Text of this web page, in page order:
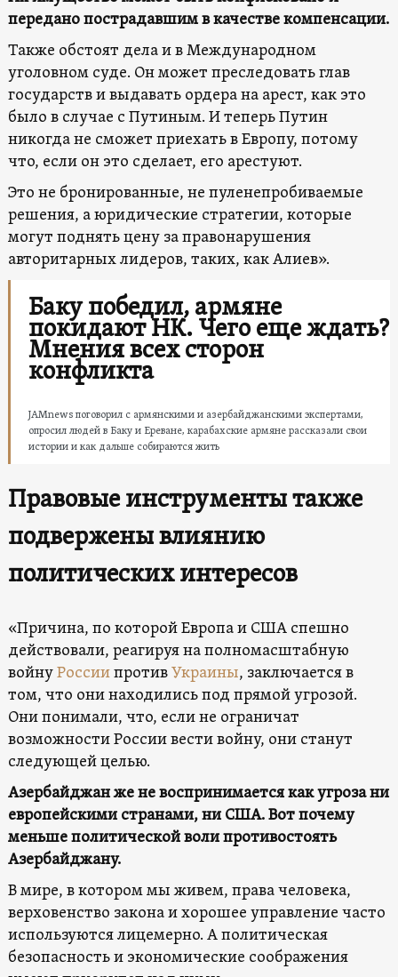
передано пострадавшим в качестве компенсации.
Также обстоят дела и в Международном
уголовном суде. Он может преследовать глав
государств и выдавать ордера на арест, как это
было в случае с Путиным. И теперь Путин
никогда не сможет приехать в Европу, потому
что, если он это сделает, его арестуют.
Это не бронированные, не пуленепробиваемые
решения, а юридические стратегии, которые
могут поднять цену за правонарушения
авторитарных лидеров, таких, как Алиев».
Баку победил, армяне
покидают НК. Чего еще ждать?
Мнения всех сторон
конфликта
JAMnews поговорил с армянскими и азербайджанскими экспертами,
опросил людей в Баку и Ереване, карабахские армяне рассказали свои
истории и как дальше собираются жить
Правовые инструменты также
подвержены влиянию
политических интересов
«Причина, по которой Европа и США спешно
действовали, реагируя на полномасштабную
войнуРоссиипротивУкраины, заключается в
том, что они находились под прямой угрозой.
Они понимали, что, если не ограничат
возможности России вести войну, они станут
следующей целью.
Азербайджан же не воспринимается как угроза ни
европейскими странами, ни США. Вот почему
меньше политической воли противостоять
Азербайджану.
В мире, в котором мы живем, права человека,
верховенство закона и хорошее управление часто
используются лицемерно. А политическая
безопасность и экономические соображения